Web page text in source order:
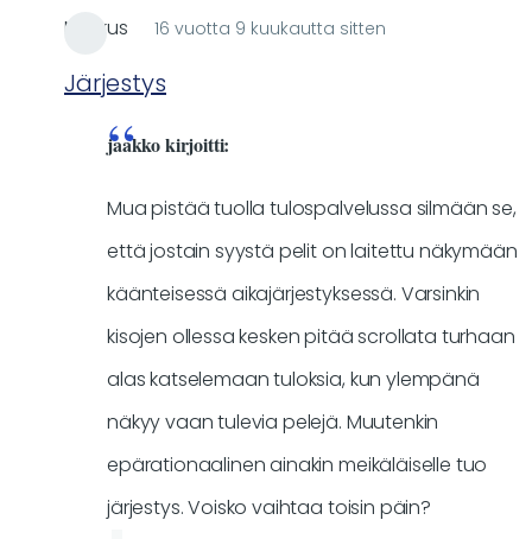
Markus 16 vuotta 9 kuukautta sitten
Järjestys
jaakko kirjoitti:
Mua pistää tuolla tulospalvelussa silmään se,
että jostain syystä pelit on laitettu näkymään
käänteisessä aikajärjestyksessä. Varsinkin
kisojen ollessa kesken pitää scrollata turhaan
alas katselemaan tuloksia, kun ylempänä
näkyy vaan tulevia pelejä. Muutenkin
epärationaalinen ainakin meikäläiselle tuo
järjestys. Voisko vaihtaa toisin päin?